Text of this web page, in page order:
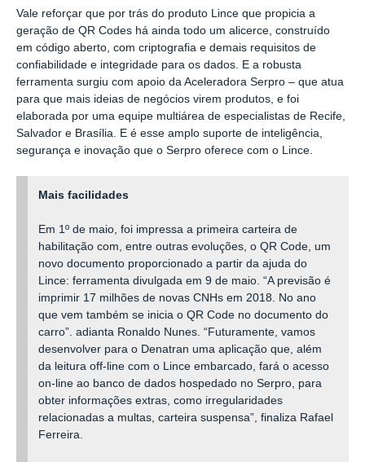
Vale reforçar que por trás do produto Lince que propicia a
geração de QR Codes há ainda todo um alicerce, construído
em código aberto, com criptografia e demais requisitos de
confiabilidade e integridade para os dados. E a robusta
ferramenta surgiu com apoio da Aceleradora Serpro – que atua
para que mais ideias de negócios virem produtos, e foi
elaborada por uma equipe multiárea de especialistas de Recife,
Salvador e Brasília. E é esse amplo suporte de inteligência,
segurança e inovação que o Serpro oferece com o Lince.
Mais facilidades
Em 1º de maio, foi impressa a primeira carteira de
habilitação com, entre outras evoluções, o QR Code, um
novo documento proporcionado a partir da ajuda do
Lince: ferramenta divulgada em 9 de maio. “A previsão é
imprimir 17 milhões de novas CNHs em 2018. No ano
que vem também se inicia o QR Code no documento do
carro”. adianta Ronaldo Nunes. “Futuramente, vamos
desenvolver para o Denatran uma aplicação que, além
da leitura off-line com o Lince embarcado, fará o acesso
on-line ao banco de dados hospedado no Serpro, para
obter informações extras, como irregularidades
relacionadas a multas, carteira suspensa”, finaliza Rafael
Ferreira.